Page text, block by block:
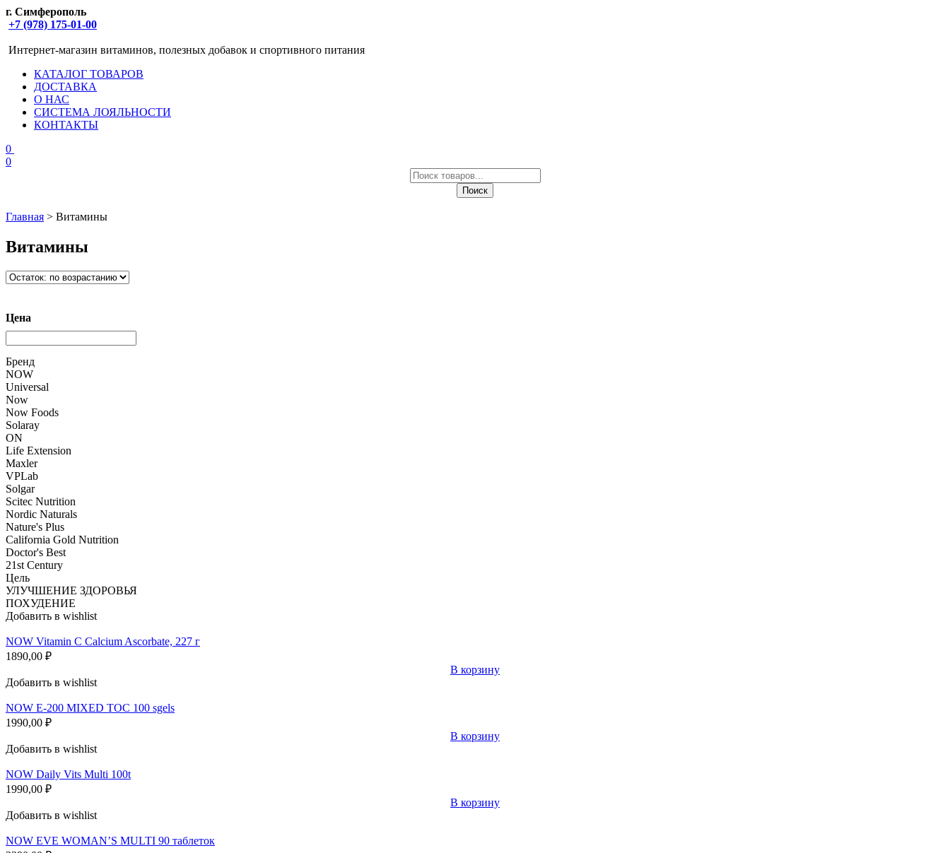
г. Симферополь
+7 (978) 175-01-00
Интернет-магазин витаминов, полезных добавок и спортивного питания
КАТАЛОГ ТОВАРОВ
ДОСТАВКА
О НАС
СИСТЕМА ЛОЯЛЬНОСТИ
КОНТАКТЫ
0
0
Поиск
товаров
Поиск
Главная > Витамины
Витамины
Цена
Бренд
NOW
Universal
Now
Now Foods
Solaray
ON
Life Extension
Maxler
VPLab
Solgar
Scitec Nutrition
Nordic Naturals
Nature's Plus
California Gold Nutrition
Doctor's Best
21st Century
Цель
УЛУЧШЕНИЕ ЗДОРОВЬЯ
ПОХУДЕНИЕ
Добавить в wishlist
NOW Vitamin C Calcium Ascorbate, 227 г
1890,00 ₽
В корзину
Добавить в wishlist
NOW E-200 MIXED TOC 100 sgels
1990,00 ₽
В корзину
Добавить в wishlist
NOW Daily Vits Multi 100t
1990,00 ₽
В корзину
Добавить в wishlist
NOW EVE WOMAN’S MULTI 90 таблеток